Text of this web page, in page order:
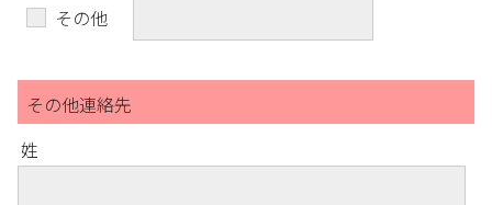
その他
その他連絡先
姓